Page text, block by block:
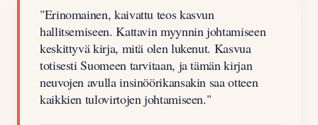
"Erinomainen, kaivattu teos kasvun
hallitsemiseen. Kattavin myynnin johtamiseen
keskittyvä kirja, mitä olen lukenut. Kasvua
totisesti Suomeen tarvitaan, ja tämän kirjan
neuvojen avulla insinöörikansakin saa otteen
kaikkien tulovirtojen johtamiseen."